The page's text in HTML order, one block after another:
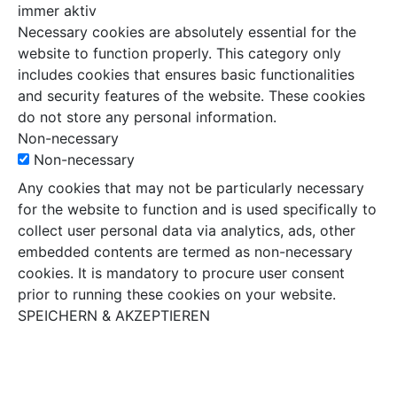
immer aktiv
Necessary cookies are absolutely essential for the
website to function properly. This category only
includes cookies that ensures basic functionalities
and security features of the website. These cookies
do not store any personal information.
Non-necessary
Non-necessary
Any cookies that may not be particularly necessary
for the website to function and is used specifically to
collect user personal data via analytics, ads, other
embedded contents are termed as non-necessary
cookies. It is mandatory to procure user consent
prior to running these cookies on your website.
SPEICHERN & AKZEPTIEREN